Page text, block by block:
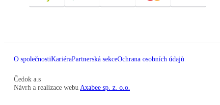
O společnostiKariéraPartnerská sekceOchrana osobních údajů
Čedok a.s
Návrh a realizace webu Axabee sp. z. o.o.